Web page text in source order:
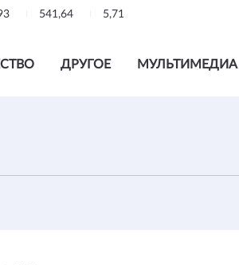
541,64 5,71
ДРУГОЕ МУЛЬТИМЕДИА